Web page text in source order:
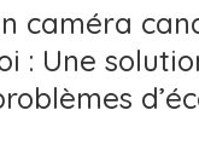
caméra
: Une